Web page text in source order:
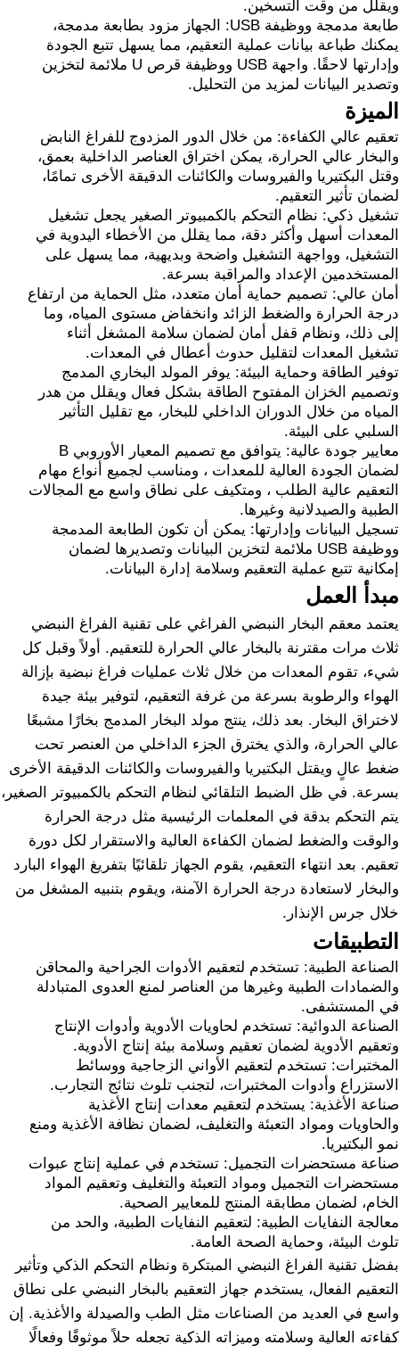
ويقلل من وقت التسخين.
طابعة مدمجة ووظيفة USB: الجهاز مزود بطابعة مدمجة،
يمكنك طباعة بيانات عملية التعقيم، مما يسهل تتبع الجودة
وإدارتها لاحقًا. واجهة USB ووظيفة قرص U ملائمة لتخزين
وتصدير البيانات لمزيد من التحليل.
الميزة
تعقيم عالي الكفاءة: من خلال الدور المزدوج للفراغ النابض
والبخار عالي الحرارة، يمكن اختراق العناصر الداخلية بعمق،
وقتل البكتيريا والفيروسات والكائنات الدقيقة الأخرى تمامًا،
لضمان تأثير التعقيم.
تشغيل ذكي: نظام التحكم بالكمبيوتر الصغير يجعل تشغيل
المعدات أسهل وأكثر دقة، مما يقلل من الأخطاء اليدوية في
التشغيل، وواجهة التشغيل واضحة وبديهية، مما يسهل على
المستخدمين الإعداد والمراقبة بسرعة.
أمان عالي: تصميم حماية أمان متعدد، مثل الحماية من ارتفاع
درجة الحرارة والضغط الزائد وانخفاض مستوى المياه، وما
إلى ذلك، ونظام قفل أمان لضمان سلامة المشغل أثناء
تشغيل المعدات لتقليل حدوث أعطال في المعدات.
توفير الطاقة وحماية البيئة: يوفر المولد البخاري المدمج
وتصميم الخزان المفتوح الطاقة بشكل فعال ويقلل من هدر
المياه من خلال الدوران الداخلي للبخار، مع تقليل التأثير
السلبي على البيئة.
معايير جودة عالية: يتوافق مع تصميم المعيار الأوروبي B
لضمان الجودة العالية للمعدات ، ومناسب لجميع أنواع مهام
التعقيم عالية الطلب ، ومتكيف على نطاق واسع مع المجالات
الطبية والصيدلانية وغيرها.
تسجيل البيانات وإدارتها: يمكن أن تكون الطابعة المدمجة
ووظيفة USB ملائمة لتخزين البيانات وتصديرها لضمان
إمكانية تتبع عملية التعقيم وسلامة إدارة البيانات.
مبدأ العمل
يعتمد معقم البخار النبضي الفراغي على تقنية الفراغ النبضي
ثلاث مرات مقترنة بالبخار عالي الحرارة للتعقيم. أولاً وقبل كل
شيء، تقوم المعدات من خلال ثلاث عمليات فراغ نبضية بإزالة
الهواء والرطوبة بسرعة من غرفة التعقيم، لتوفير بيئة جيدة
لاختراق البخار. بعد ذلك، ينتج مولد البخار المدمج بخارًا مشبعًا
عالي الحرارة، والذي يخترق الجزء الداخلي من العنصر تحت
ضغط عالٍ ويقتل البكتيريا والفيروسات والكائنات الدقيقة الأخرى
بسرعة. في ظل الضبط التلقائي لنظام التحكم بالكمبيوتر الصغير،
يتم التحكم بدقة في المعلمات الرئيسية مثل درجة الحرارة
والوقت والضغط لضمان الكفاءة العالية والاستقرار لكل دورة
تعقيم. بعد انتهاء التعقيم، يقوم الجهاز تلقائيًا بتفريغ الهواء البارد
والبخار لاستعادة درجة الحرارة الآمنة، ويقوم بتنبيه المشغل من
خلال جرس الإنذار.
التطبيقات
الصناعة الطبية: تستخدم لتعقيم الأدوات الجراحية والمحاقن
والضمادات الطبية وغيرها من العناصر لمنع العدوى المتبادلة
في المستشفى.
الصناعة الدوائية: تستخدم لحاويات الأدوية وأدوات الإنتاج
وتعقيم الأدوية لضمان تعقيم وسلامة بيئة إنتاج الأدوية.
المختبرات: تستخدم لتعقيم الأواني الزجاجية ووسائط
الاستزراع وأدوات المختبرات، لتجنب تلوث نتائج التجارب.
صناعة الأغذية: يستخدم لتعقيم معدات إنتاج الأغذية
والحاويات ومواد التعبئة والتغليف، لضمان نظافة الأغذية ومنع
نمو البكتيريا.
صناعة مستحضرات التجميل: تستخدم في عملية إنتاج عبوات
مستحضرات التجميل ومواد التعبئة والتغليف وتعقيم المواد
الخام، لضمان مطابقة المنتج للمعايير الصحية.
معالجة النفايات الطبية: لتعقيم النفايات الطبية، والحد من
تلوث البيئة، وحماية الصحة العامة.
بفضل تقنية الفراغ النبضي المبتكرة ونظام التحكم الذكي وتأثير
التعقيم الفعال، يستخدم جهاز التعقيم بالبخار النبضي على نطاق
واسع في العديد من الصناعات مثل الطب والصيدلة والأغذية. إن
كفاءته العالية وسلامته وميزاته الذكية تجعله حلاً موثوقًا وفعالًا